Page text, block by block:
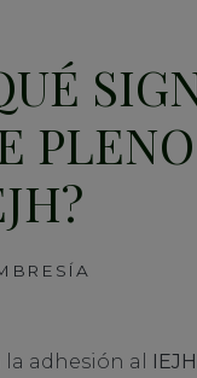
la adhesión al IEJH